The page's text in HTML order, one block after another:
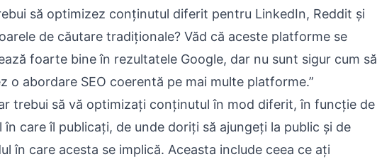
să optimizez conținutul diferit pentru LinkedIn, Reddit și
de căutare tradiționale? Văd că aceste platforme se
foarte bine în rezultatele Google, dar nu sunt sigur cum să
o abordare SEO coerentă pe mai multe platforme.”
trebui să vă optimizați conținutul în mod diferit, în funcție de
în care îl publicați, de unde doriți să ajungeți la public și de
în care acesta se implică. Aceasta include ceea ce ați